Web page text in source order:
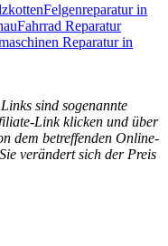
Felgenreparatur in
Fahrrad Reparatur
Reparatur in
sind sogenannte
Link klicken und über
dem betreffenden Online-
verändert sich der Preis